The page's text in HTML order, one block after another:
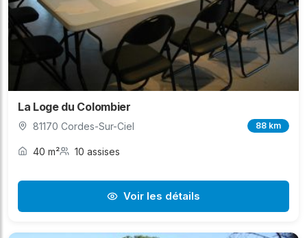
La Loge du Colombier
81170 Cordes-Sur-Ciel 88 km
40 m² 10 assises
Voir les détails